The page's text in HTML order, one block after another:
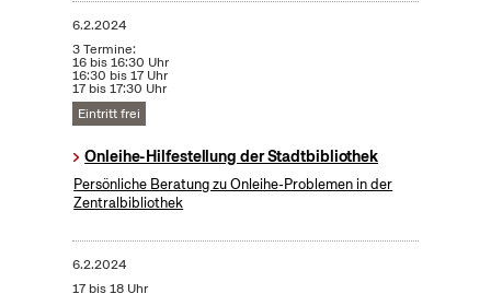
6.2.2024
3 Termine:
16 bis 16:30 Uhr
16:30 bis 17 Uhr
17 bis 17:30 Uhr
Eintritt frei
Onleihe-Hilfestellung der Stadtbibliothek
Persönliche Beratung zu Onleihe-Problemen in der
Zentralbibliothek
6.2.2024
17 bis 18 Uhr